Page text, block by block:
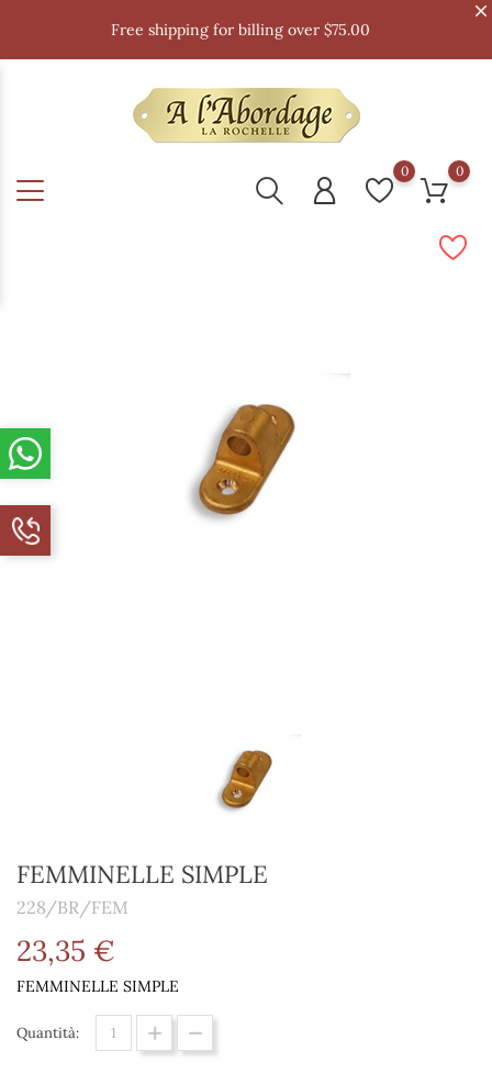
Free shipping for billing over $75.00
0 0
FEMMINELLE SIMPLE
228/BR/FEM
23,35 €
FEMMINELLE SIMPLE
Quantità: